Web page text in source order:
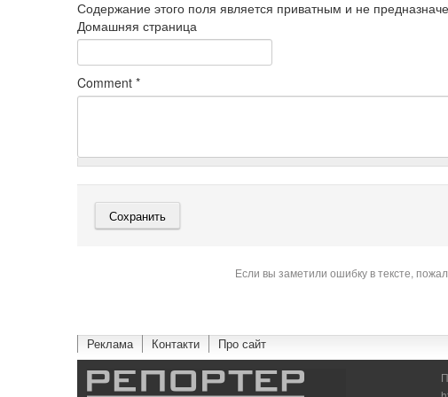
Содержание этого поля является приватным и не
Домашняя страница
Comment *
Если вы заметили ошибку в тексте,
Реклама Контакти Про сайт